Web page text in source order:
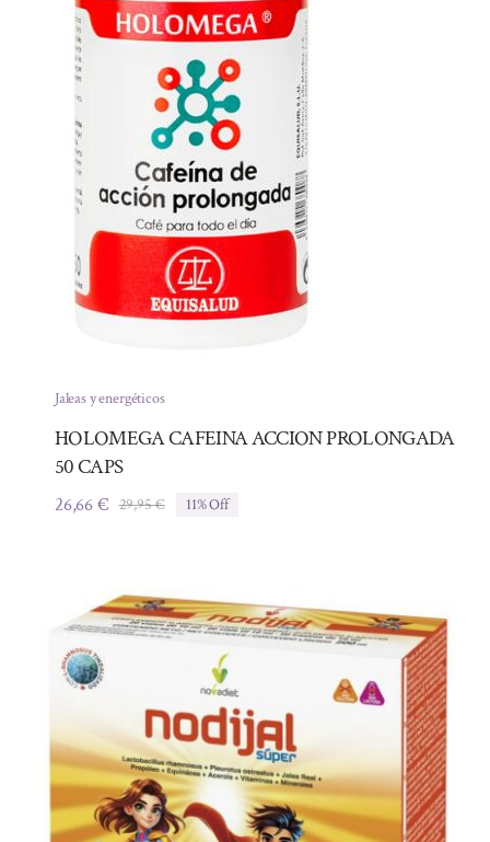
Jaleas y energéticos
HOLOMEGA CAFEINA ACCION PROLONGADA
50 CAPS
29,95€El
29,95 €.
26,66€
El
26,66 €.
11% Off